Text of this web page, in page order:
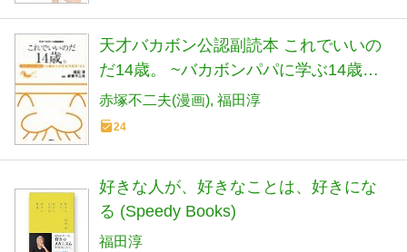
天才バカボン公認副読本 これでいいの
だ14歳。 ~バカボンパパに学ぶ14歳か
らの生き方哲学100~
赤塚不二夫(漫画) 福田淳
24
好きな人が、好きなことは、好きにな
る (Speedy Books)
福田淳